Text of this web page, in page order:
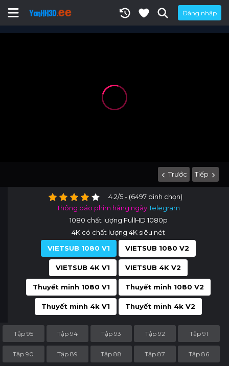
Đăng nhập
Trước Tiếp
4.2/5 - (6497 bình chọn)
Thông báo phim hằng ngàyTelegram
1080 chất lượng FullHD 1080p
4K có chất lượng 4K siêu nét
VIETSUB 1080 V1
VIETSUB 1080 V2
VIETSUB 4K V1 VIETSUB 4K V2
Thuyết minh 1080 V1 Thuyết minh 1080 V2
Thuyết minh 4k V1 Thuyết minh 4k V2
Tập 95 Tập 94 Tập 93 Tập 92 Tập 91
Tập 90 Tập 89 Tập 88 Tập 87 Tập 86